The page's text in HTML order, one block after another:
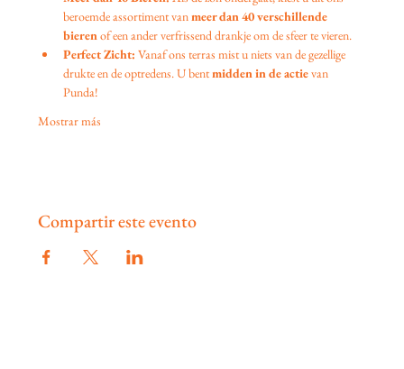
beroemde assortiment van meer dan 40 verschillende
bieren of een ander verfrissend drankje om de sfeer te vieren.
Perfect Zicht: Vanaf ons terras mist u niets van de gezellige
drukte en de optredens. U bent midden in de actie van
Punda!
Mostrar más
Compartir este evento